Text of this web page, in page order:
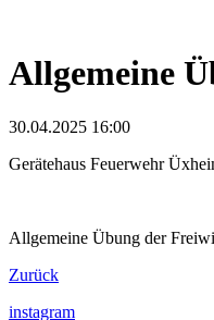
Allgemeine
30.04.2025 16:00
Gerätehaus Feuerwehr
Allgemeine Übung der
Zurück
instagram